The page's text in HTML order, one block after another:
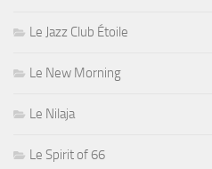
Le Jazz Club Étoile
Le New Morning
Le Nilaja
Le Spirit of 66